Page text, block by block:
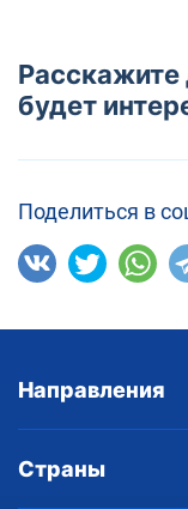
Расскажите
будет
Поделиться в
Направления
Страны